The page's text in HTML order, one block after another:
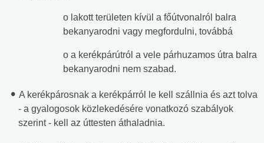
o lakott területen kívül a főútvonalról balra
bekanyarodni vagy megfordulni, továbbá
o a kerékpárútról a vele párhuzamos útra balra
bekanyarodni nem szabad.
A kerékpárosnak a kerékpárról le kell szállnia és azt tolva
- a gyalogosok közlekedésére vonatkozó szabályok
szerint - kell az úttesten áthaladnia.